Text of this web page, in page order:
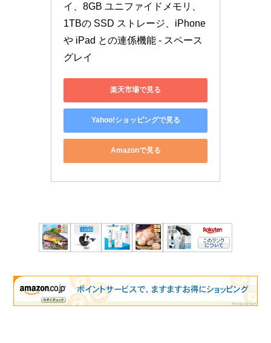
イ、8GB ユニファイドメモリ、
1TBの SSD ストレージ、iPhone
や iPad との連係機能 - スペース
グレイ
楽天市場で見る
Yahoo!ショッピングで見る
Amazonで見る